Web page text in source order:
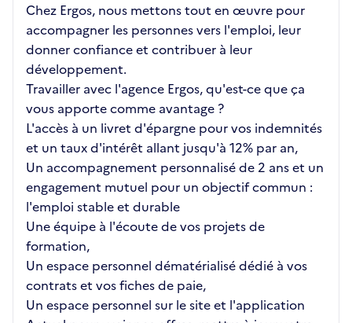
Chez Ergos, nous mettons tout en œuvre pour
accompagner les personnes vers l'emploi, leur
donner confiance et contribuer à leur
développement.
Travailler avec l'agence Ergos, qu'est-ce que ça
vous apporte comme avantage ?
L'accès à un livret d'épargne pour vos indemnités
et un taux d'intérêt allant jusqu'à 12% par an,
Un accompagnement personnalisé de 2 ans et un
engagement mutuel pour un objectif commun :
l'emploi stable et durable
Une équipe à l'écoute de vos projets de
formation,
Un espace personnel dématérialisé dédié à vos
contrats et vos fiches de paie,
Un espace personnel sur le site et l'application